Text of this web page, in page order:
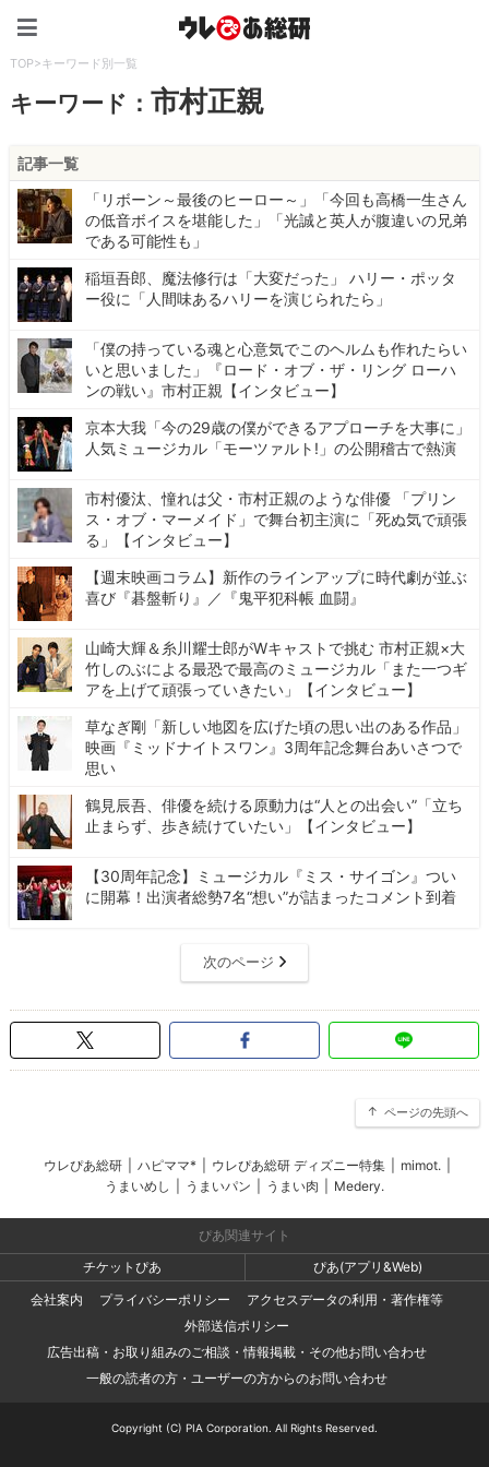
TOP>キーワード別一覧
キーワード：市村正親
記事一覧
「リボーン～最後のヒーロー～」「今回も高橋一生さん
の低音ボイスを堪能した」「光誠と英人が腹違いの兄弟
である可能性も」
稲垣吾郎、魔法修行は「大変だった」 ハリー・ポッタ
ー役に「人間味あるハリーを演じられたら」
「僕の持っている魂と心意気でこのヘルムも作れたらい
いと思いました」『ロード・オブ・ザ・リング ローハ
ンの戦い』市村正親【インタビュー】
京本大我「今の29歳の僕ができるアプローチを大事に」
人気ミュージカル「モーツァルト!」の公開稽古で熱演
市村優汰、憧れは父・市村正親のような俳優 「プリン
ス・オブ・マーメイド」で舞台初主演に「死ぬ気で頑張
る」【インタビュー】
【週末映画コラム】新作のラインアップに時代劇が並ぶ
喜び『碁盤斬り』／『鬼平犯科帳 血闘』
山崎大輝＆糸川耀士郎がWキャストで挑む 市村正親×大
竹しのぶによる最恐で最高のミュージカル「また一つギ
アを上げて頑張っていきたい」【インタビュー】
草なぎ剛「新しい地図を広げた頃の思い出のある作品」
映画『ミッドナイトスワン』3周年記念舞台あいさつで
思い
鶴見辰吾、俳優を続ける原動力は“人との出会い”「立ち
止まらず、歩き続けていたい」【インタビュー】
【30周年記念】ミュージカル『ミス・サイゴン』つい
に開幕！出演者総勢7名“想い”が詰まったコメント到着
次のページ
ページの先頭へ
ウレぴあ総研 ハピママ* ウレぴあ総研 ディズニー特集 mimot.
うまいめし
うまいパン うまい肉 Medery.
ぴあ関連サイト
チケットぴあ
ぴあ(アプリ&Web)
会社案内
プライバシーポリシー
アクセスデータの利用・著作権等
外部送信ポリシー
広告出稿・お取り組みのご相談・情報掲載・その他お問い合わせ
一般の読者の方・ユーザーの方からのお問い合わせ
Copyright (C) PIA Corporation. All Rights Reserved.